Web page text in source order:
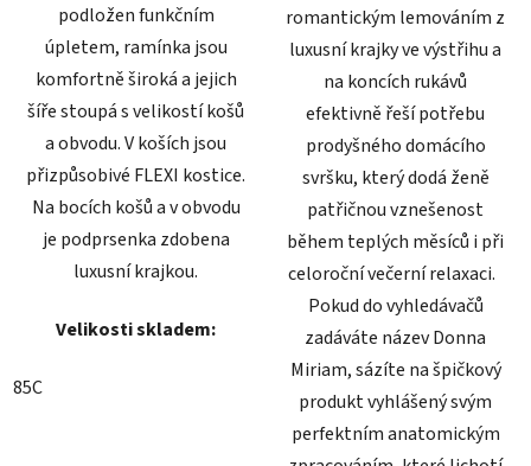
podložen funkčním
úpletem, ramínka jsou
komfortně široká a jejich
šíře stoupá s velikostí košů
a obvodu. V koších jsou
přizpůsobivé FLEXI kostice.
Na bocích košů a v obvodu
je podprsenka zdobena
luxusní krajkou.
Velikosti skladem:
85C
romantickým lemováním z
luxusní krajky ve výstřihu a
na koncích rukávů
efektivně řeší potřebu
prodyšného domácího
svršku, který dodá ženě
patřičnou vznešenost
během teplých měsíců i při
celoroční večerní relaxaci.
Pokud do vyhledávačů
zadáváte název Donna
Miriam, sázíte na špičkový
produkt vyhlášený svým
perfektním anatomickým